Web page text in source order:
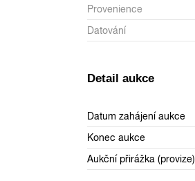
Provenience
Datování
Detail aukce
Datum zahájení aukce
Konec aukce
Aukční přirážka (provize)